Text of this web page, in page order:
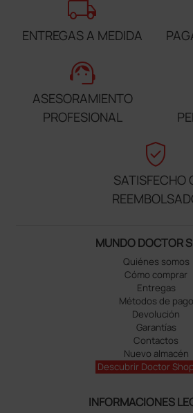
local_shipping
ENTREGAS A MEDIDA
support_agent
ASESORAMIENTO
PROFESIONAL
verified_user
SATISFECHO
MUNDO DOCTOR
Quiénes somos
Cómo comprar
Entregas
Métodos de pago
Devolución
Garantías
Contactos
Nuevo almacén
Descubrir Doctor
INFORMACIONES